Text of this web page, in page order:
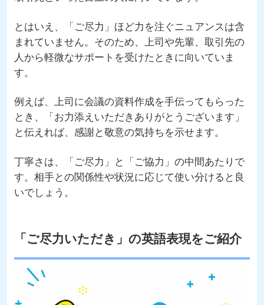
とはいえ、「ご尽力」ほど力を注ぐニュアンスは含
まれていません。そのため、上司や先輩、取引先の
人から軽微なサポートを受けたときに向いていま
す。
例えば、上司に会議の資料作成を手伝ってもらった
とき、「お力添えいただきありがとうございます」
と伝えれば、感謝と敬意の気持ちを示せます。
丁寧さは、「ご尽力」と「ご協力」の中間あたりで
す。相手との関係性や状況に応じて使い分けると良
いでしょう。
「ご尽力いただき」の英語表現をご紹介